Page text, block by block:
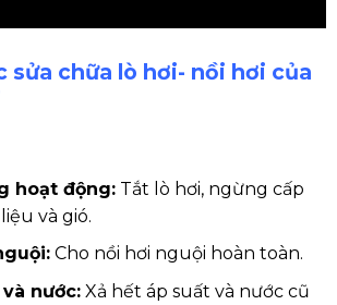
sửa chữa lò hơi- nồi hơi của
hoạt động: Tắt lò hơi, ngừng cấp
và gió.
Cho nồi hơi nguội hoàn toàn.
và nước: Xả hết áp suất và nước cũ